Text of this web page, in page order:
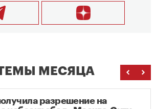
МЕСЯЦА
разрешение на